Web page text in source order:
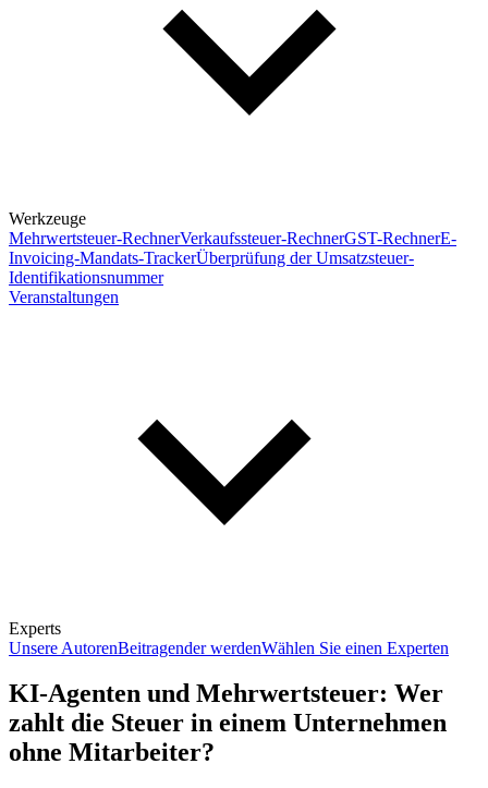
Werkzeuge
Mehrwertsteuer-RechnerVerkaufssteuer-RechnerGST-RechnerE-
Invoicing-Mandats-TrackerÜberprüfung der Umsatzsteuer-
Identifikationsnummer
Veranstaltungen
Experts
Unsere AutorenBeitragender werdenWählen Sie einen Experten
KI-Agenten und Mehrwertsteuer: Wer
zahlt die Steuer in einem Unternehmen
ohne Mitarbeiter?